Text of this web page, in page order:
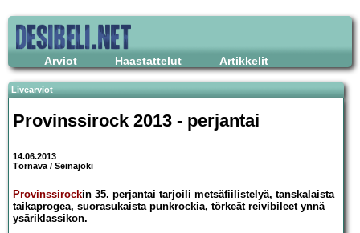
Arviot Haastattelut Artikkelit
Livearviot
Provinssirock 2013 - perjantai
14.06.2013
Törnävä / Seinäjoki
Provinssirockin 35. perjantai tarjoili metsäfiilistelyä, tanskalaista
taikaprogea, suorasukaista punkrockia, törkeät reivibileet ynnä
ysäriklassikon.